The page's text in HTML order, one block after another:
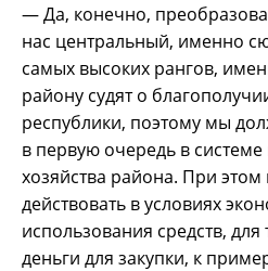
— Да, конечно,
нас центральный, именно
самых высоких рангов,
району судят о
республики, поэтому мы
в первую очередь в
хозяйства района. При
действовать в условиях
использования средств, для
деньги для закупки, к